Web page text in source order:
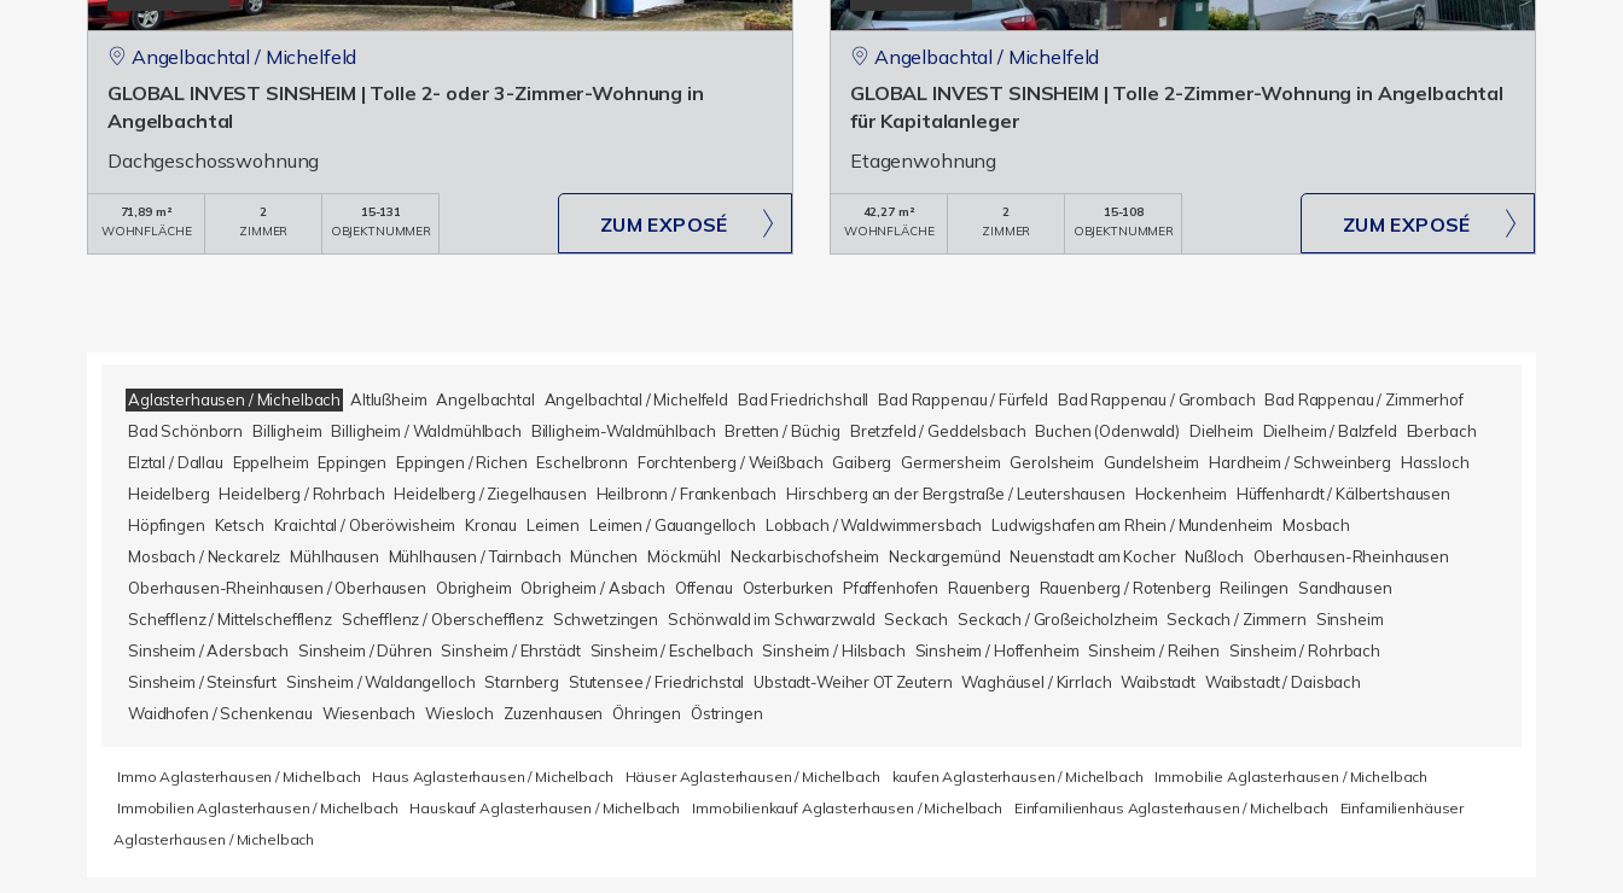
Angelbachtal / Michelfeld
GLOBAL INVEST SINSHEIM | Tolle 2- oder 3-Zimmer-Wohnung in
Angelbachtal
Dachgeschosswohnung
71,89 m²
WOHNFLÄCHE
2
ZIMMER
15-131
OBJEKTNUMMER
ZUM EXPOSÉ
Angelbachtal / Michelfeld
GLOBAL INVEST SINSHEIM | Tolle 2-Zimmer-Wohnung in Angelbachtal
für Kapitalanleger
Etagenwohnung
42,27 m²
WOHNFLÄCHE
2
ZIMMER
15-108
OBJEKTNUMMER
ZUM EXPOSÉ
Aglasterhausen / Michelbach Altlußheim Angelbachtal Angelbachtal / Michelfeld Bad Friedrichshall Bad Rappenau / Fürfeld Bad Rappenau / Grombach Bad Rappenau / Zimmerhof
Bad Schönborn Billigheim Billigheim / Waldmühlbach Billigheim-Waldmühlbach Bretten / Büchig Bretzfeld / Geddelsbach Buchen (Odenwald) Dielheim Dielheim / Balzfeld Eberbach
Elztal / Dallau Eppelheim Eppingen Eppingen / Richen Eschelbronn Forchtenberg / Weißbach Gaiberg Germersheim Gerolsheim Gundelsheim Hardheim / Schweinberg Hassloch
Heidelberg Heidelberg / Rohrbach Heidelberg / Ziegelhausen Heilbronn / Frankenbach Hirschberg an der Bergstraße / Leutershausen Hockenheim Hüffenhardt / Kälbertshausen
Höpfingen Ketsch Kraichtal / Oberöwisheim Kronau Leimen Leimen / Gauangelloch Lobbach / Waldwimmersbach Ludwigshafen am Rhein / Mundenheim Mosbach
Mosbach / Neckarelz Mühlhausen Mühlhausen / Tairnbach München Möckmühl Neckarbischofsheim Neckargemünd Neuenstadt am Kocher Nußloch
Oberhausen-Rheinhausen
Oberhausen-Rheinhausen / Oberhausen
Obrigheim Obrigheim / Asbach Offenau Osterburken Pfaffenhofen Rauenberg Rauenberg / Rotenberg Reilingen
Sandhausen
Schefflenz / Mittelschefflenz Schefflenz / Oberschefflenz Schwetzingen Schönwald im Schwarzwald Seckach Seckach / Großeicholzheim Seckach / Zimmern
Sinsheim
Sinsheim / Adersbach
Sinsheim / Dühren Sinsheim / Ehrstädt Sinsheim / Eschelbach Sinsheim / Hilsbach Sinsheim / Hoffenheim Sinsheim / Reihen
Sinsheim / Rohrbach
Sinsheim / Steinsfurt Sinsheim / Waldangelloch Starnberg Stutensee / Friedrichstal Ubstadt-Weiher OT Zeutern Waghäusel / Kirrlach Waibstadt Waibstadt / Daisbach
Waidhofen / Schenkenau Wiesenbach Wiesloch Zuzenhausen Öhringen Östringen
Immo Aglasterhausen / Michelbach Haus Aglasterhausen / Michelbach Häuser Aglasterhausen / Michelbach kaufen Aglasterhausen / Michelbach
Immobilie Aglasterhausen / Michelbach
Immobilien Aglasterhausen / Michelbach
Hauskauf Aglasterhausen / Michelbach Immobilienkauf Aglasterhausen / Michelbach Einfamilienhaus Aglasterhausen / Michelbach
Einfamilienhäuser
Aglasterhausen / Michelbach